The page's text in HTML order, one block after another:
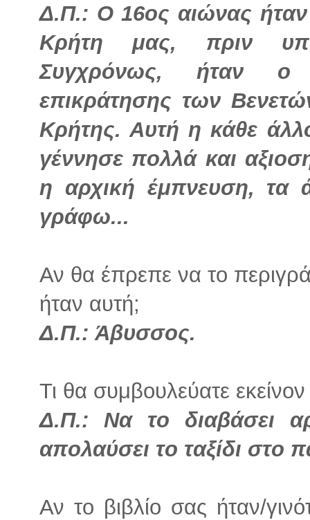
Δ.Π.: Ο 16ος αιώνας ήταν
Κρήτη μας, πριν
Συγχρόνως, ήταν ο
επικράτησης των
Κρήτης. Αυτή η κάθε
γέννησε πολλά και
η αρχική έμπνευση, τα
γράφω...
Αν θα έπρεπε να το
ήταν αυτή;
Δ.Π.: Άβυσσος.
Τι θα συμβουλεύατε
Δ.Π.: Να το διαβάσει
απολαύσει το ταξίδι στο
Αν το βιβλίο σας ήταν/